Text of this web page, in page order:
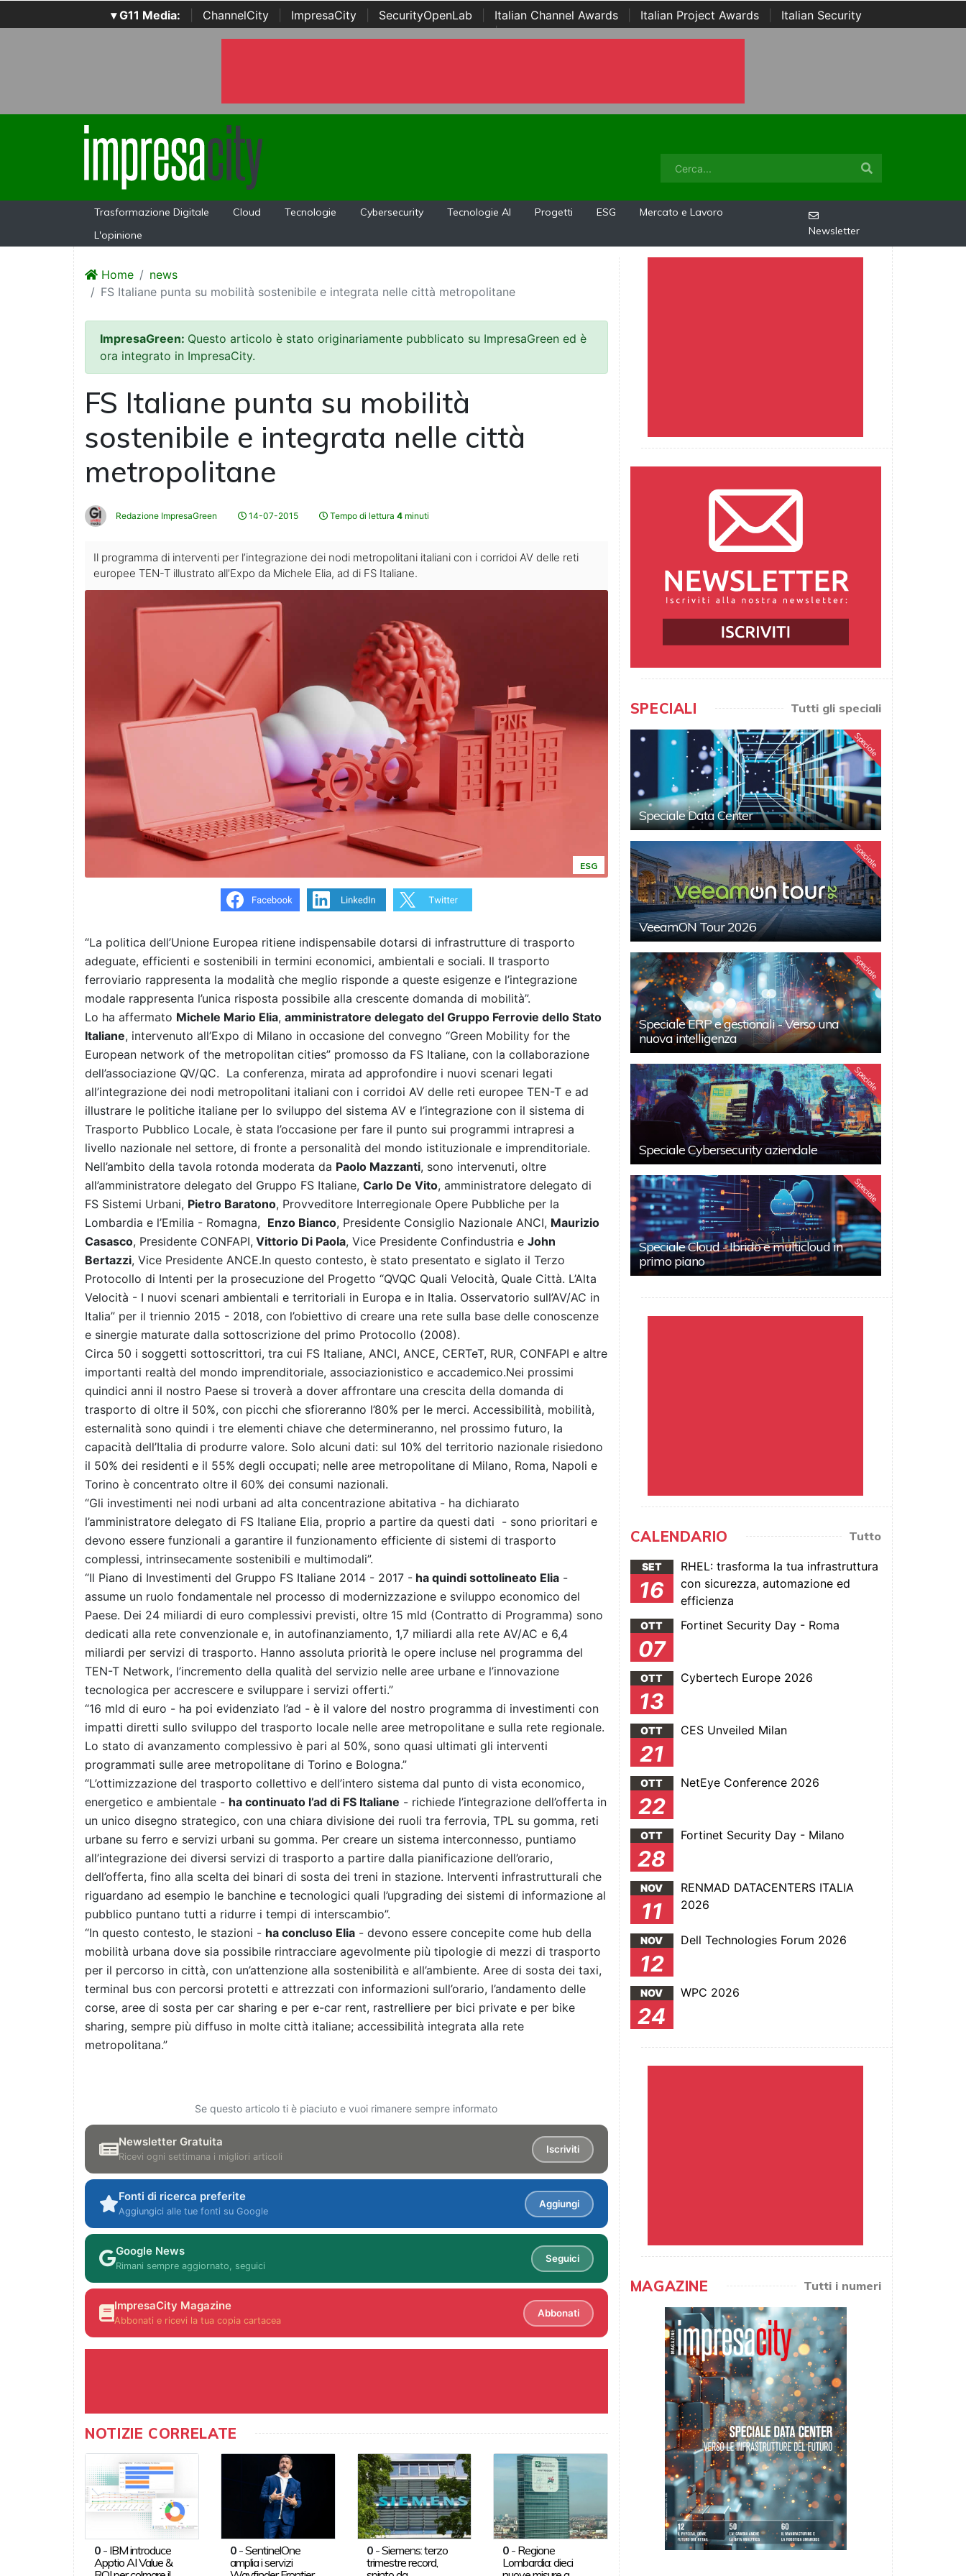
▾ G11 Media: ChannelCity ImpresaCity SecurityOpenLab Italian Channel Awards Italian Project Awards
Italian Security
Awards | ...
Trasformazione Digitale Cloud Tecnologie Cybersecurity Tecnologie AI Progetti ESG
Mercato e Lavoro
L'opinione
Newsletter
Home
news
FS Italiane punta su mobilità sostenibile e integrata nelle città metropolitane
ImpresaGreen: Questo articolo è stato originariamente pubblicato su ImpresaGreen ed è
ora integrato in ImpresaCity.
FS Italiane punta su mobilità
sostenibile e integrata nelle città
metropolitane
Redazione ImpresaGreen 14-07-2015 Tempo di lettura 4 minuti
Il programma di interventi per l’integrazione dei nodi metropolitani italiani con i corridoi AV delle reti
europee TEN-T illustrato all’Expo da Michele Elia, ad di FS Italiane.
ESG
“La politica dell’Unione Europea ritiene indispensabile dotarsi di infrastrutture di trasporto
adeguate, efficienti e sostenibili in termini economici, ambientali e sociali. Il trasporto
ferroviario rappresenta la modalità che meglio risponde a queste esigenze e l’integrazione
modale rappresenta l’unica risposta possibile alla crescente domanda di mobilità”.
Lo ha affermato Michele Mario Elia, amministratore delegato del Gruppo Ferrovie dello Stato
Italiane, intervenuto all’Expo di Milano in occasione del convegno “Green Mobility for the
European network of the metropolitan cities” promosso da FS Italiane, con la collaborazione
dell’associazione QV/QC. La conferenza, mirata ad approfondire i nuovi scenari legati
all’integrazione dei nodi metropolitani italiani con i corridoi AV delle reti europee TEN-T e ad
illustrare le politiche italiane per lo sviluppo del sistema AV e l’integrazione con il sistema di
Trasporto Pubblico Locale, è stata l’occasione per fare il punto sui programmi intrapresi a
livello nazionale nel settore, di fronte a personalità del mondo istituzionale e imprenditoriale.
Nell’ambito della tavola rotonda moderata da Paolo Mazzanti, sono intervenuti, oltre
all’amministratore delegato del Gruppo FS Italiane, Carlo De Vito, amministratore delegato di
FS Sistemi Urbani, Pietro Baratono, Provveditore Interregionale Opere Pubbliche per la
Lombardia e l’Emilia - Romagna, Enzo Bianco, Presidente Consiglio Nazionale ANCI, Maurizio
Casasco, Presidente CONFAPI, Vittorio Di Paola, Vice Presidente Confindustria e John
Bertazzi, Vice Presidente ANCE.In questo contesto, è stato presentato e siglato il Terzo
Protocollo di Intenti per la prosecuzione del Progetto “QVQC Quali Velocità, Quale Città. L’Alta
Velocità - I nuovi scenari ambientali e territoriali in Europa e in Italia. Osservatorio sull’AV/AC in
Italia” per il triennio 2015 - 2018, con l’obiettivo di creare una rete sulla base delle conoscenze
e sinergie maturate dalla sottoscrizione del primo Protocollo (2008).
Circa 50 i soggetti sottoscrittori, tra cui FS Italiane, ANCI, ANCE, CERTeT, RUR, CONFAPI e altre
importanti realtà del mondo imprenditoriale, associazionistico e accademico.Nei prossimi
quindici anni il nostro Paese si troverà a dover affrontare una crescita della domanda di
trasporto di oltre il 50%, con picchi che sfioreranno l’80% per le merci. Accessibilità, mobilità,
esternalità sono quindi i tre elementi chiave che determineranno, nel prossimo futuro, la
capacità dell’Italia di produrre valore. Solo alcuni dati: sul 10% del territorio nazionale risiedono
il 50% dei residenti e il 55% degli occupati; nelle aree metropolitane di Milano, Roma, Napoli e
Torino è concentrato oltre il 60% dei consumi nazionali.
“Gli investimenti nei nodi urbani ad alta concentrazione abitativa - ha dichiarato
l’amministratore delegato di FS Italiane Elia, proprio a partire da questi dati - sono prioritari e
devono essere funzionali a garantire il funzionamento efficiente di sistemi di trasporto
complessi, intrinsecamente sostenibili e multimodali”.
“Il Piano di Investimenti del Gruppo FS Italiane 2014 - 2017 - ha quindi sottolineato Elia -
assume un ruolo fondamentale nel processo di modernizzazione e sviluppo economico del
Paese. Dei 24 miliardi di euro complessivi previsti, oltre 15 mld (Contratto di Programma) sono
dedicati alla rete convenzionale e, in autofinanziamento, 1,7 miliardi alla rete AV/AC e 6,4
miliardi per servizi di trasporto. Hanno assoluta priorità le opere incluse nel programma del
TEN-T Network, l’incremento della qualità del servizio nelle aree urbane e l’innovazione
tecnologica per accrescere e sviluppare i servizi offerti.”
“16 mld di euro - ha poi evidenziato l’ad - è il valore del nostro programma di investimenti con
impatti diretti sullo sviluppo del trasporto locale nelle aree metropolitane e sulla rete regionale.
Lo stato di avanzamento complessivo è pari al 50%, sono quasi ultimati gli interventi
programmati sulle aree metropolitane di Torino e Bologna.”
“L’ottimizzazione del trasporto collettivo e dell’intero sistema dal punto di vista economico,
energetico e ambientale - ha continuato l’ad di FS Italiane - richiede l’integrazione dell’offerta in
un unico disegno strategico, con una chiara divisione dei ruoli tra ferrovia, TPL su gomma, reti
urbane su ferro e servizi urbani su gomma. Per creare un sistema interconnesso, puntiamo
all’integrazione dei diversi servizi di trasporto a partire dalla pianificazione dell’orario,
dell’offerta, fino alla scelta dei binari di sosta dei treni in stazione. Interventi infrastrutturali che
riguardano ad esempio le banchine e tecnologici quali l’upgrading dei sistemi di informazione al
pubblico puntano tutti a ridurre i tempi di interscambio”.
“In questo contesto, le stazioni - ha concluso Elia - devono essere concepite come hub della
mobilità urbana dove sia possibile rintracciare agevolmente più tipologie di mezzi di trasporto
per il percorso in città, con un’attenzione alla sostenibilità e all’ambiente. Aree di sosta dei taxi,
terminal bus con percorsi protetti e attrezzati con informazioni sull’orario, l’andamento delle
corse, aree di sosta per car sharing e per e-car rent, rastrelliere per bici private e per bike
sharing, sempre più diffuso in molte città italiane; accessibilità integrata alla rete
metropolitana.”
Se questo articolo ti è piaciuto e vuoi rimanere sempre informato
Newsletter Gratuita
Ricevi ogni settimana i migliori articoli
Iscriviti
Fonti di ricerca preferite
Aggiungici alle tue fonti su Google
Aggiungi
Google News
Rimani sempre aggiornato, seguici
Seguici
ImpresaCity Magazine
Abbonati e ricevi la tua copia cartacea
Abbonati
NOTIZIE CORRELATE
0- IBM introduce
Apptio AI Value &
0 -SentinelOne
amplia i servizi
0-Siemens: terzo
trimestre record,
0 - Regione
Lombardia: dieci
SPECIALI Tutti gli speciali
Speciale
Speciale Data Center
Speciale
VeeamON Tour 2026
Speciale
Speciale ERP e gestionali - Verso una
nuova intelligenza
Speciale
Speciale Cybersecurity aziendale
Speciale
Speciale Cloud - Ibrido e multicloud in
primo piano
CALENDARIO Tutto
SET
16
RHEL: trasforma la tua infrastruttura
con sicurezza, automazione ed
efficienza
OTT
07
Fortinet Security Day - Roma
OTT
13
Cybertech Europe 2026
OTT
21
CES Unveiled Milan
OTT
22
NetEye Conference 2026
OTT
28
Fortinet Security Day - Milano
NOV
11
RENMAD DATACENTERS ITALIA
2026
NOV
12
Dell Technologies Forum 2026
NOV
24
WPC 2026
MAGAZINE Tutti i numeri